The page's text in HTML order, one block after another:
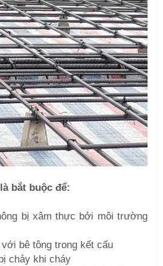
bắt buộc để:
bị xâm thực bởi môi trường
bê tông trong kết cấu
chảy khi cháy